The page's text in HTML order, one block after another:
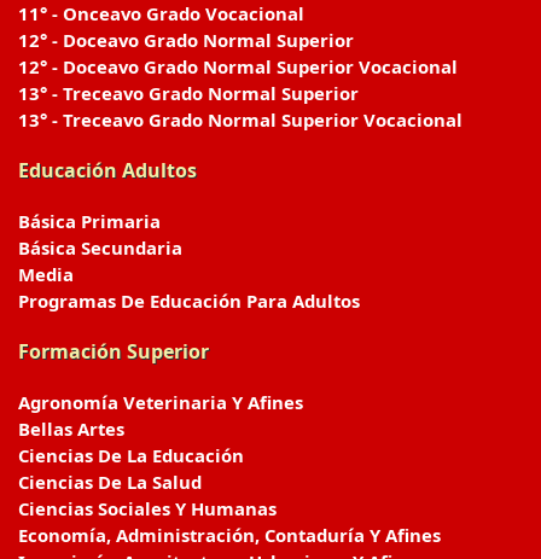
11° - Onceavo Grado Vocacional
12° - Doceavo Grado Normal Superior
12° - Doceavo Grado Normal Superior Vocacional
13° - Treceavo Grado Normal Superior
13° - Treceavo Grado Normal Superior Vocacional
Educación Adultos
Básica Primaria
Básica Secundaria
Media
Programas De Educación Para Adultos
Formación Superior
Agronomía Veterinaria Y Afines
Bellas Artes
Ciencias De La Educación
Ciencias De La Salud
Ciencias Sociales Y Humanas
Economía, Administración, Contaduría Y Afines